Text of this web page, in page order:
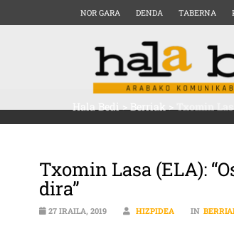
NOR GARA DENDA TABERNA
Hala Bedi>Berriak>Txomin
Txomin Lasa (ELA):
dira”
27 IRAILA, 2019 HIZPIDEA IN